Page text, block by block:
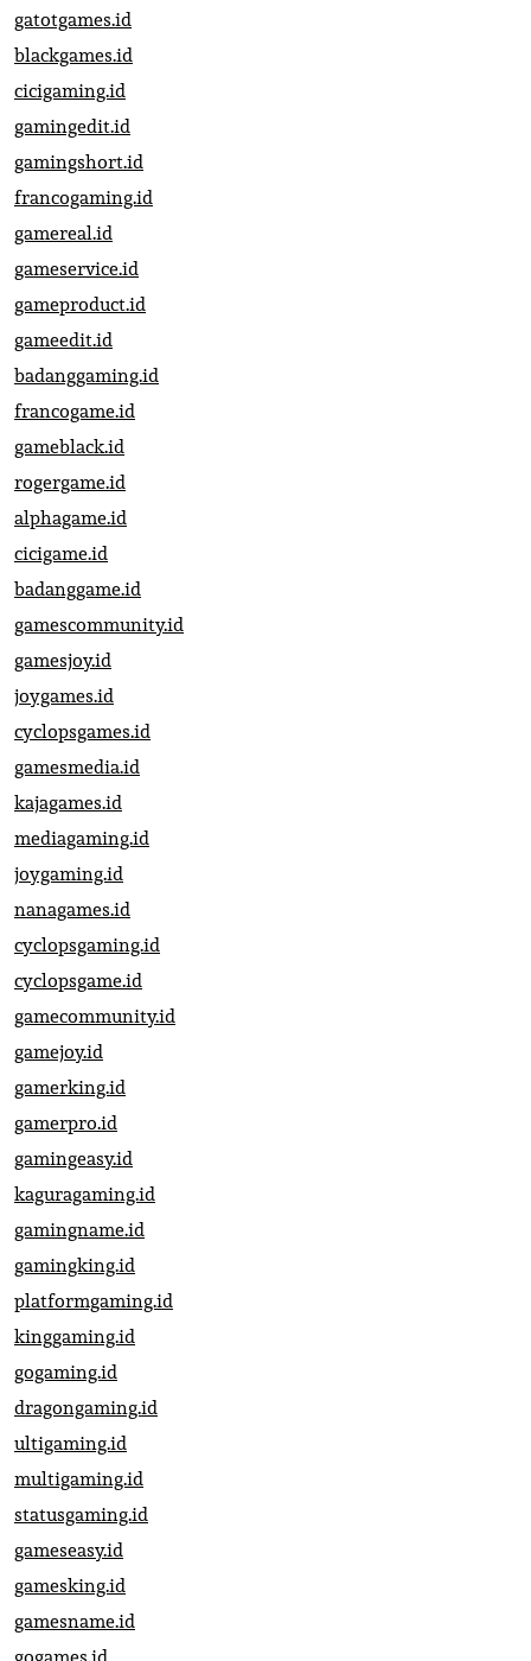
gatotgames.id
blackgames.id
cicigaming.id
gamingedit.id
gamingshort.id
francogaming.id
gamereal.id
gameservice.id
gameproduct.id
gameedit.id
badanggaming.id
francogame.id
gameblack.id
rogergame.id
alphagame.id
cicigame.id
badanggame.id
gamescommunity.id
gamesjoy.id
joygames.id
cyclopsgames.id
gamesmedia.id
kajagames.id
mediagaming.id
joygaming.id
nanagames.id
cyclopsgaming.id
cyclopsgame.id
gamecommunity.id
gamejoy.id
gamerking.id
gamerpro.id
gamingeasy.id
kaguragaming.id
gamingname.id
gamingking.id
platformgaming.id
kinggaming.id
gogaming.id
dragongaming.id
ultigaming.id
multigaming.id
statusgaming.id
gameseasy.id
gamesking.id
gamesname.id